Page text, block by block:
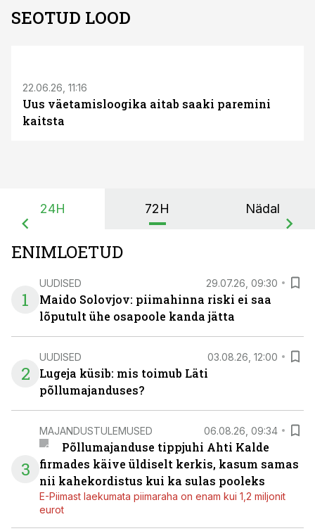
SEOTUD LOOD
22.06.26, 11:16
Uus väetamisloogika aitab saaki paremini
kaitsta
24H 72H Nädal
ENIMLOETUD
1
UUDISED 29.07.26, 09:30
Maido Solovjov: piimahinna riski ei saa
lõputult ühe osapoole kanda jätta
2
UUDISED 03.08.26, 12:00
Lugeja küsib: mis toimub Läti
põllumajanduses?
3
MAJANDUSTULEMUSED 06.08.26, 09:34
Põllumajanduse tippjuhi Ahti Kalde
firmades käive üldiselt kerkis, kasum samas
nii kahekordistus kui ka sulas pooleks
E-Piimast laekumata piimaraha on enam kui 1,2 miljonit
eurot